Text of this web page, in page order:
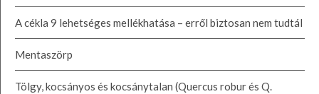
A cékla 9 lehetséges mellékhatása – erről biztosan nem tudtál
Mentaszörp
Tölgy, kocsányos és kocsánytalan (Quercus robur és Q.